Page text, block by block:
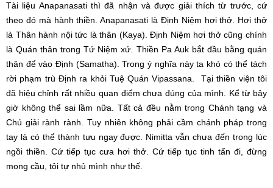
Tài liệu Anapanasati thì đã nhận và được giải thích từ trước, cứ
theo đó mà hành thiền. Anapanasati là Định Niệm hơi thở. Hơi thở
là Thân hành nội tức là thân (Kaya). Định Niệm hơi thở cũng chính
là Quán thân trong Tứ Niệm xứ. Thiền Pa Auk bắt đầu bằng quán
thân để vào Định (Samatha). Trong ý nghĩa này ta khó có thể tách
rời phạm trù Định ra khỏi Tuệ Quán Vipassana. Tại thiền viện tôi
đã hiệu chỉnh rất nhiều quan điểm chưa đúng của mình. Kể từ bây
giờ không thể sai lầm nữa. Tất cả đều nằm trong Chánh tạng và
Chú giải rành rành. Tuy nhiên không phải cầm chánh pháp trong
tay là có thể thành tưu ngay được. Nimitta vẫn chưa đến trong lúc
ngồi thiền. Cứ tiếp tục cưa hơi thở. Cứ tiếp tục tinh tấn đi, đừng
mong cầu, tôi tự nhủ mình như thế.